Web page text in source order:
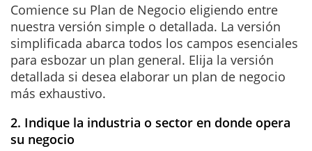
Comience su Plan de Negocio eligiendo entre
nuestra versión simple o detallada. La versión
simplificada abarca todos los campos esenciales
para esbozar un plan general. Elija la versión
detallada si desea elaborar un plan de negocio
más exhaustivo.
2. Indique la industria o sector en donde opera
su negocio